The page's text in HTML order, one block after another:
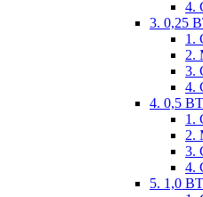
4.
3. 0,25
1.
2.
3.
4.
4. 0,5 ВТ
1.
2.
3.
4.
5. 1,0 ВТ